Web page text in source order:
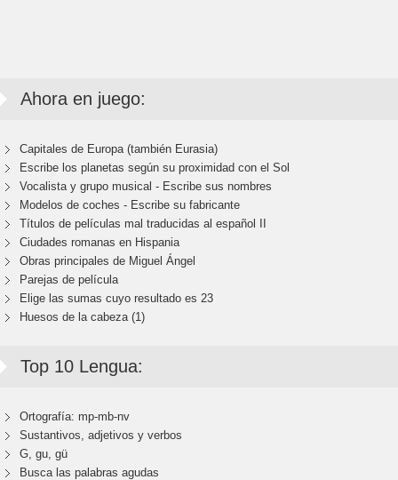
Ahora en juego:
Capitales de Europa (también Eurasia)
Escribe los planetas según su proximidad con el Sol
Vocalista y grupo musical - Escribe sus nombres
Modelos de coches - Escribe su fabricante
Títulos de películas mal traducidas al español II
Ciudades romanas en Hispania
Obras principales de Miguel Ángel
Parejas de película
Elige las sumas cuyo resultado es 23
Huesos de la cabeza (1)
Top 10 Lengua:
Ortografía: mp-mb-nv
Sustantivos, adjetivos y verbos
G, gu, gü
Busca las palabras agudas